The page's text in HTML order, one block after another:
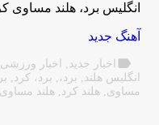
انگلیس برد، هلند مساوی کرد
آهنگ جدید
label اخبار جدید, اخبار ورزشی,
انگلیس هلند, برد،, برد، کرد ,
مساوی, هلند کرد , هلند مساوی